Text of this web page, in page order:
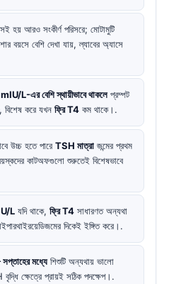
হয় আরও সংকীর্ণ পরিসরে; মোটামুটি
বয়সে বেশি দেখা যায়, ল্যাবের অ্যাসে
L-এর বেশি স্থায়ীভাবে থাকলেপ্রম্পট
বিশেষ করে যখন ফ্রি T4 কম থাকে।.
উচ্চ হতে পারে TSH মাত্রা জন্মের প্রথম
কাটঅফগুলো শুরুতেই বিশেষভাবে
L যদি থাকে, ফ্রি T4 সাধারণত অন্যথা
দিকেই ইঙ্গিত করে।.
মধ্যেশিশুটি অন্যথায় ভালো
ক্ষেত্রে প্রায়ই সঠিক পদক্ষেপ।.